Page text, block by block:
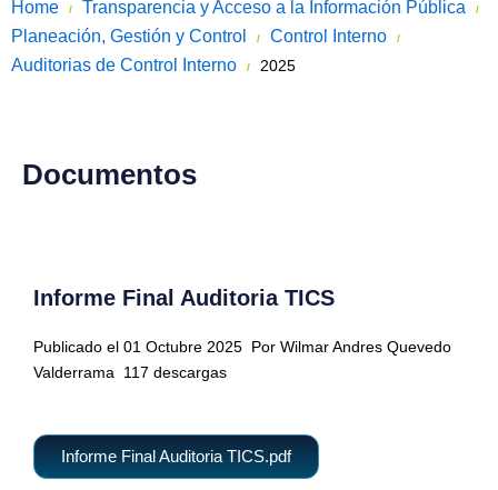
Home / Transparencia y Acceso a la Información Pública /
Planeación, Gestión y Control / Control Interno /
Auditorias de Control Interno / 2025
Documentos
Informe Final Auditoria TICS
Publicado el 01 Octubre 2025 Por Wilmar Andres Quevedo
Valderrama
117 descargas
Informe Final Auditoria TICS.pdf